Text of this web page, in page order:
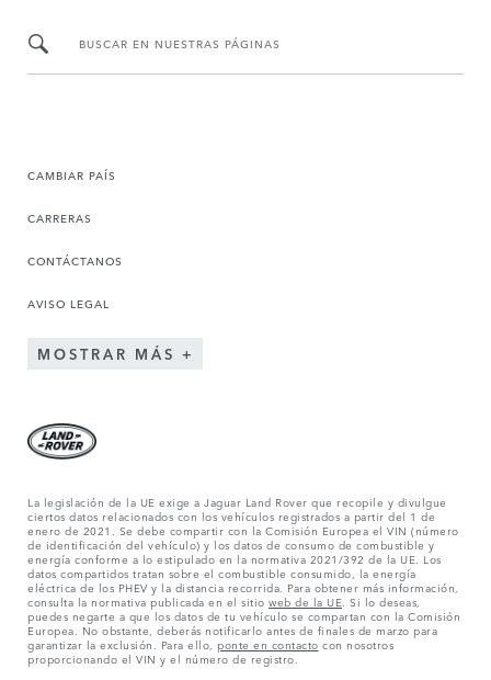
BUSCAR EN NUESTRAS PÁGINAS
CAMBIAR PAÍS
CARRERAS
CONTÁCTANOS
AVISO LEGAL
MOSTRAR MÁS
La legislación de la UE exige a Jaguar Land Rover que recopile y divulgue
ciertos datos relacionados con los vehículos registrados a partir del 1 de
enero de 2021. Se debe compartir con la Comisión Europea el VIN (número
de identificación del vehículo) y los datos de consumo de combustible y
energía conforme a lo estipulado en la normativa 2021/392 de la UE. Los
datos compartidos tratan sobre el combustible consumido, la energía
eléctrica de los PHEV y la distancia recorrida. Para obtener más información,
consulta la normativa publicada en el sitio web de la UE . Si lo deseas,
puedes negarte a que los datos de tu vehículo se compartan con la Comisión
Europea. No obstante, deberás notificarlo antes de finales de marzo para
garantizar la exclusión. Para ello, ponte en contacto con nosotros
proporcionando el VIN y el número de registro.